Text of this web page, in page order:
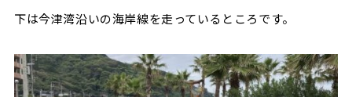
下は今津湾沿いの海岸線を走っているところです。